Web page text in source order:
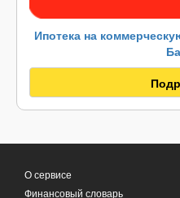
Ипотека на
О сервисе
Финансовый словарь